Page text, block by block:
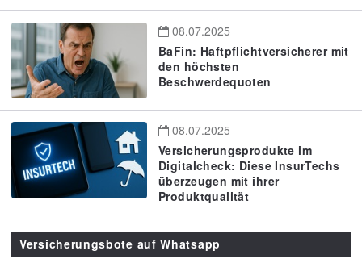
08.07.2025
BaFin: Haftpflichtversicherer mit
den höchsten
Beschwerdequoten
08.07.2025
Versicherungsprodukte im
Digitalcheck: Diese InsurTechs
überzeugen mit ihrer
Produktqualität
Versicherungsbote auf Whatsapp